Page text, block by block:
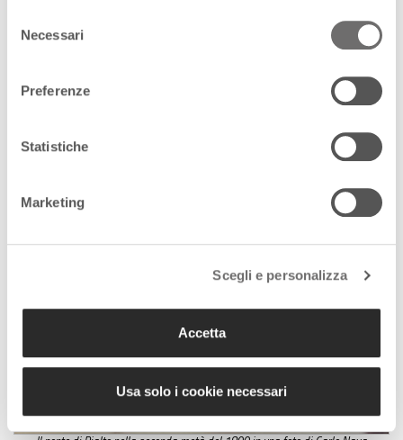
delNecessari
Preferenze
Statistiche
Marketing
Scegli e personalizza
Accetta
Usa solo i cookie necessari
vittime delle loro stesse maledizioni. Un mito narra che lo
stesso Da Ponte venne maledetto dal diavolo tramite
inganno, in uno dei soliti patti tra un artista e l’infernale
creatura.